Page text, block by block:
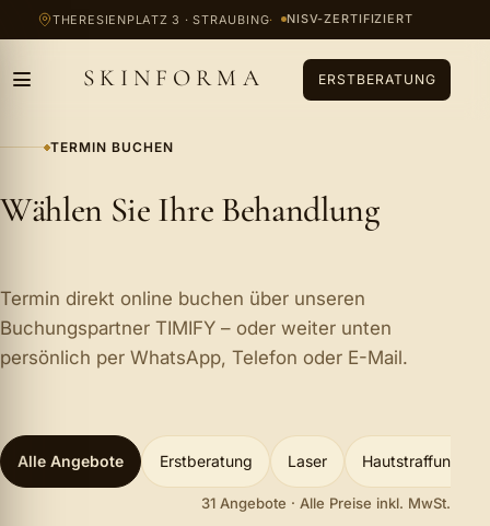
Zum Inhalt springen
THERESIENPLATZ 3 · STRAUBING NISV-ZERTIFIZIERT
SKINFORMA ERSTBERATUNG
TERMIN BUCHEN
Wählen Sie Ihre Behandlung
Termin direkt online buchen über unseren
Buchungspartner TIMIFY – oder weiter unten
persönlich per WhatsApp, Telefon oder E-Mail.
Alle Angebote Erstberatung Laser Hautstraffung
31 Angebote · Alle Preise inkl. MwSt.